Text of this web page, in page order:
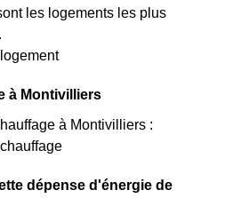
les logements les plus
à Montivilliers
à Montivilliers :
dépense d'énergie de